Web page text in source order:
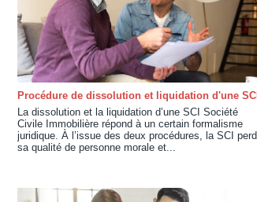
Procédure de dissolution et liquidation d'une SCI
La dissolution et la liquidation d’une SCI Société
Civile Immobilière répond à un certain formalisme
juridique. À l’issue des deux procédures, la SCI perd
sa qualité de personne morale et...